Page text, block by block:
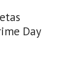
Day